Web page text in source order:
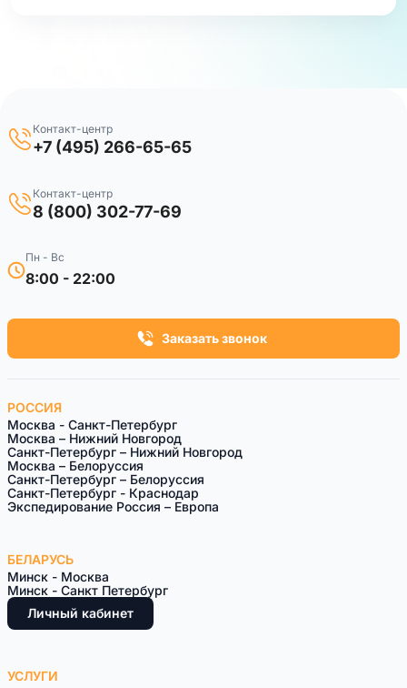
Контакт-центр
+7 (495) 266-65-65
Контакт-центр
8 (800) 302-77-69
Пн - Вс
8:00 - 22:00
Заказать звонок
РОССИЯ
Москва - Санкт-Петербург
Москва – Нижний Новгород
Санкт-Петербург – Нижний Новгород
Москва – Белоруссия
Санкт-Петeрбург – Белоруссия
Санкт-Петербург - Краснодар
Экспедирование Россия – Европа
БЕЛАРУСЬ
Минск - Москва
Минск - Санкт Петербург
Личный кабинет
УСЛУГИ